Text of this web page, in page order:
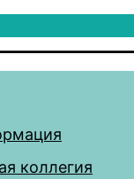
коллегия